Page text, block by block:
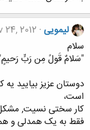
لیمویی 24, 2012
سلام
"سَلامٌ قَولً مِن رَبٍّ
دوستان عزیز بیایید
است،
کار سختی نسیت,
فقط به یک همدلی و